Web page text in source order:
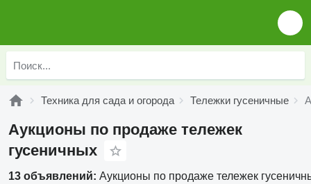
Техника для сада и огорода Тележки гусеничные
Аукционы по продаже тележек
гусеничных
13 объявлений: Аукционы по продаже тележек